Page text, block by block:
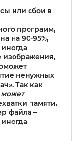
или сбои в
программ,
на 90-95%,
изображения,
ненужных
Так как
может
памяти,
файла –